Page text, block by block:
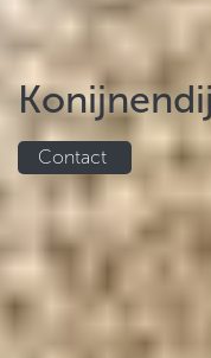
Contact